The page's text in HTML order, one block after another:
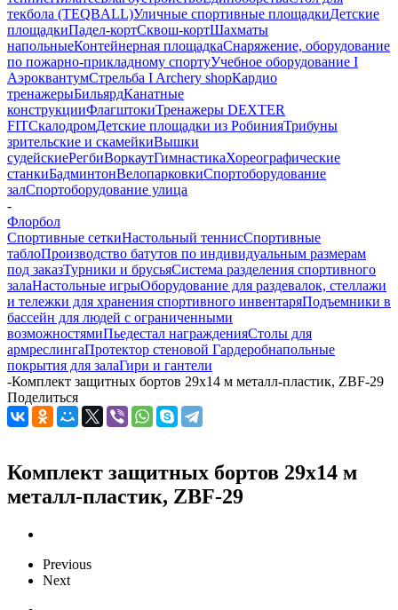
текбола (TEQBALL)Уличные спортивные площадкиДетские
площадкиПадел-кортСквош-кортШахматы
напольныеКонтейнерная площадкаСнаряжение, оборудование
по пожарно-прикладному спортуУчебное оборудование I
АэроквантумСтрельба I Archery shopКардио
тренажерыБильярдКанатные
конструкцииФлагштокиТренажеры DEXTER
FITСкалодромДетские площадки из РобинияТрибуны
зрительские и скамейкиВышки
судейскиеРегбиВоркаутГимнастикаХореографические
станкиБадминтонВелопарковкиСпортоборудование
залСпортоборудование улица
-
Флорбол
Спортивные сеткиНастольный теннисСпортивные
таблоПроизводство батутов по индивидуальным размерам
под заказТурники и брусьяСистема разделения спортивного
залаНастольные игрыОборудование для раздевалок, стеллажи
и тележки для хранения спортивного инвентаряПодъемники в
бассейн для людей с ограниченными
возможностямиПьедестал награжденияСтолы для
армреслингаПротектор стеновой Гардеробнапольные
покрытия для залаГири и гантели
-Комплект защитных бортов 29x14 м металл-пластик, ZBF-29
Поделиться
Комплект защитных бортов 29x14 м
металл-пластик, ZBF-29
Previous
Next